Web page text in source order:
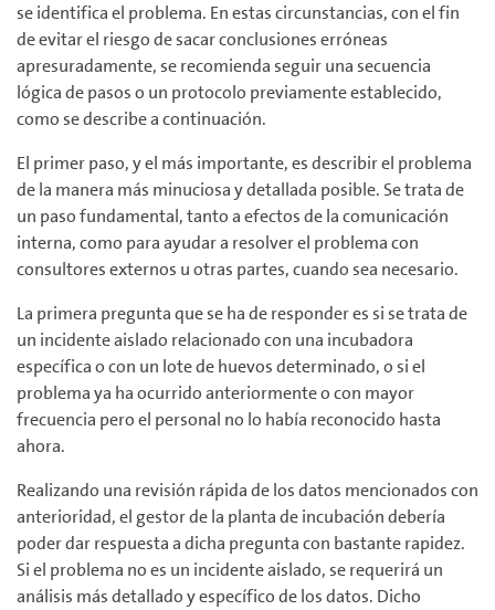
se identifica el problema. En estas circunstancias, con el fin
de evitar el riesgo de sacar conclusiones erróneas
apresuradamente, se recomienda seguir una secuencia
lógica de pasos o un protocolo previamente establecido,
como se describe a continuación.
El primer paso, y el más importante, es describir el problema
de la manera más minuciosa y detallada posible. Se trata de
un paso fundamental, tanto a efectos de la comunicación
interna, como para ayudar a resolver el problema con
consultores externos u otras partes, cuando sea necesario.
La primera pregunta que se ha de responder es si se trata de
un incidente aislado relacionado con una incubadora
específica o con un lote de huevos determinado, o si el
problema ya ha ocurrido anteriormente o con mayor
frecuencia pero el personal no lo había reconocido hasta
ahora.
Realizando una revisión rápida de los datos mencionados con
anterioridad, el gestor de la planta de incubación debería
poder dar respuesta a dicha pregunta con bastante rapidez.
Si el problema no es un incidente aislado, se requerirá un
análisis más detallado y específico de los datos. Dicho